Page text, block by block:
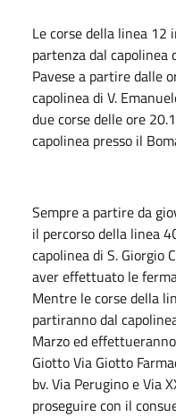
Le corse della linea 12
partenza dal capolinea
Pavese a partire dalle
capolinea di V.
due corse delle ore
capolinea presso il
Sempre a partire da
il percorso della linea
capolinea di S. Giorgio
aver effettuato le
Mentre le corse della
partiranno dal
Marzo ed
Giotto Via Giotto
bv. Via Perugino e Via
proseguire con il